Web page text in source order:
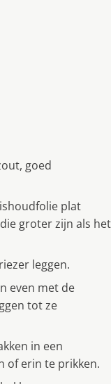
goed
plat
groter zijn als het
leggen.
even met de
tot ze
in een
of erin te prikken.